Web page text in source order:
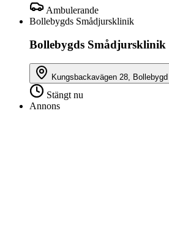
Ambulerande
Bollebygds Smådjursklinik
Bollebygds Smådjursklinik
Kungsbackavägen 28, Bollebygd
Stängt nu
Annons